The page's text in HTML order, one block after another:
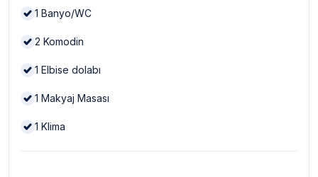
1 Banyo/WC
2 Komodin
1 Elbise dolabı
1 Makyaj Masası
1 Klima